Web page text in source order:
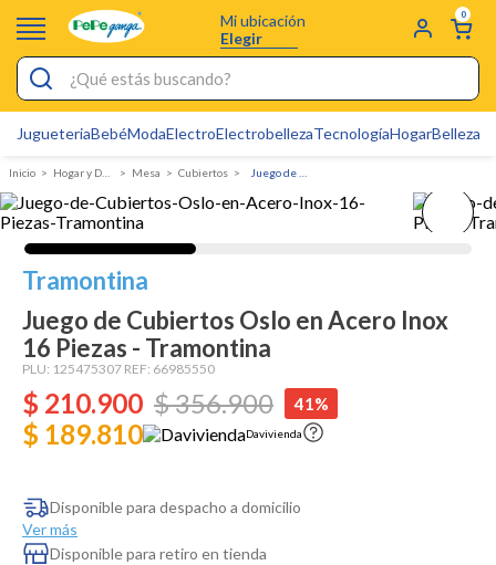
Mi ubicación
Elegir
0
¿Qué estás buscando?
JugueteriaBebéModaElectroElectrobellezaTecnologíaHogarBelleza
Hogar y Decoracion Mesa Cubiertos
Tramontina
Juego de Cubiertos Oslo en Acero Inox
16 Piezas - Tramontina
PLU: 125475307 REF: 66985550
$ 210.900 $356.900 41%
$ 189.810 Davivienda
Disponible para despacho a domicilio
Ver más
Disponible para retiro en tienda
Pijamas
Electro
Figuras Toy Story
Silla Mecedora Bebé
Cuna Colecho
Dinosaurio Juguete